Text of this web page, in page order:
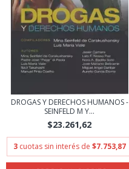
DROGAS Y DERECHOS HUMANOS -
SEINFELD M Y...
$23.261,62
3 cuotas sin interés de $7.753,87